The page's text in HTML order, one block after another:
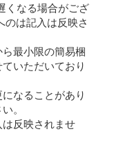
くなる場合がござ
のは記入は反映さ
最小限の簡易梱
いただいており
なることがあり
。
反映されませ